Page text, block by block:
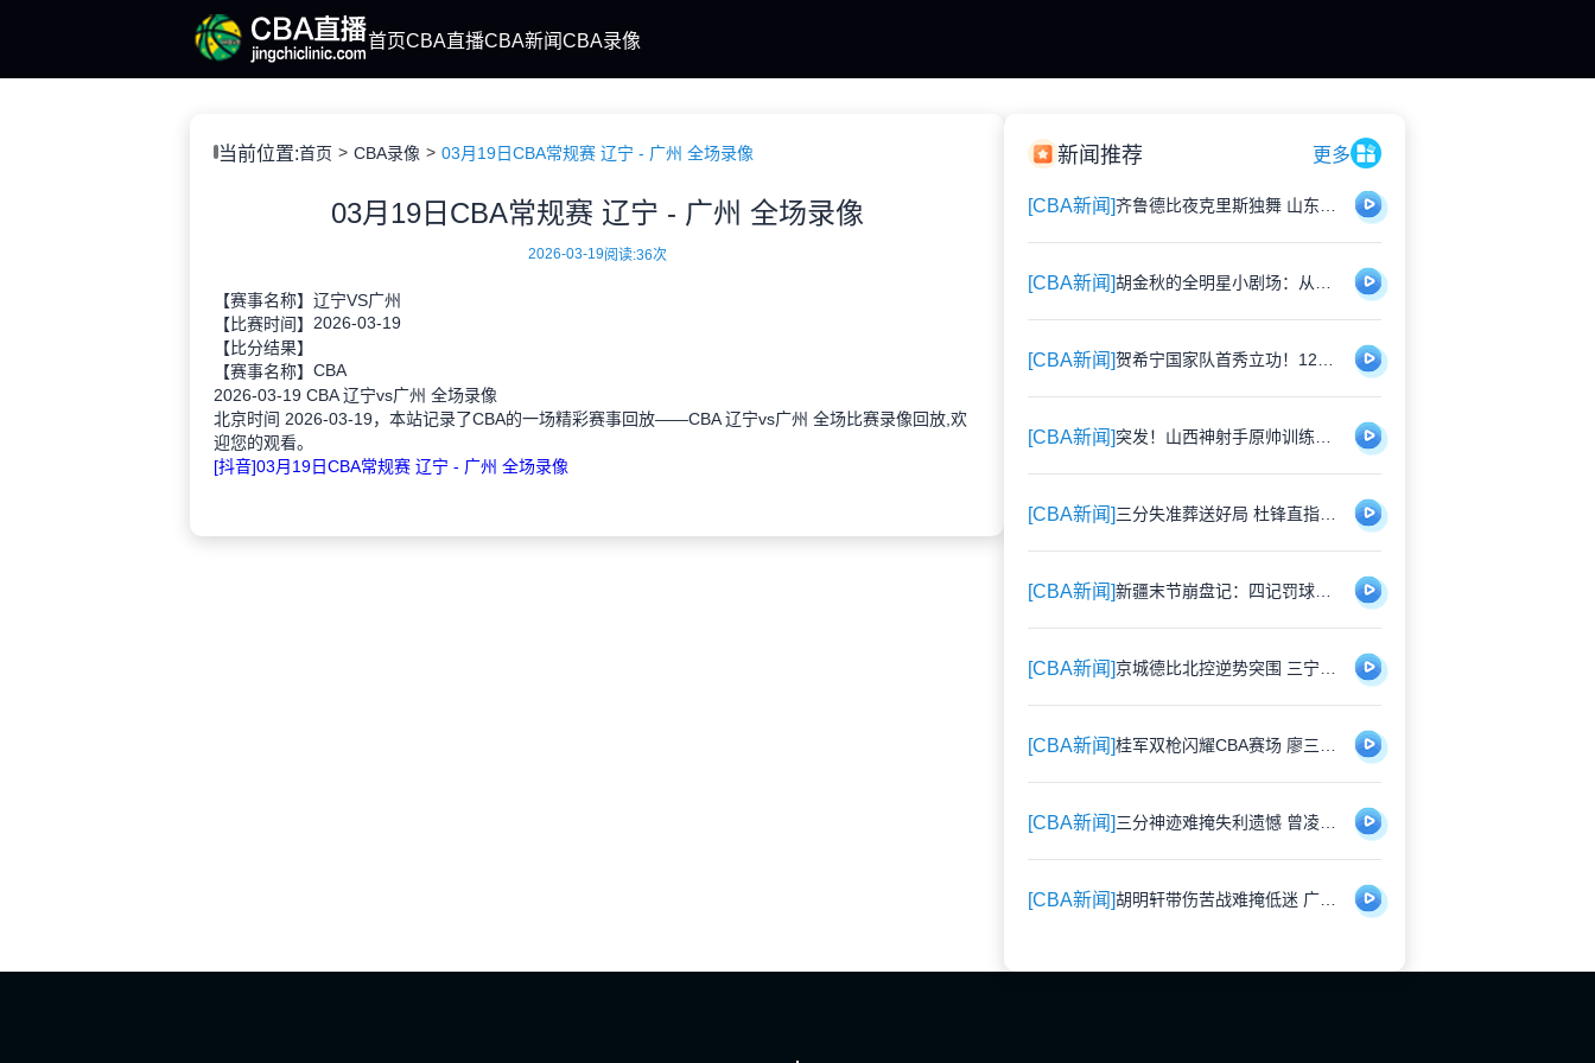
首页CBA直播CBA新闻CBA录像
当前位置:首页 CBA录像 03月19日CBA常规赛 辽宁 - 广州 全场录像
03月19日CBA常规赛 辽宁 - 广州 全场录像
2026-03-19阅读:36次
【赛事名称】 辽宁VS广州
【比赛时间】 2026-03-19
【比分结果】
【赛事名称】 CBA
2026-03-19 CBA 辽宁vs广州 全场录像
北京时间 2026-03-19，本站记录了CBA的一场精彩赛事回放——CBA 辽宁vs广州 全场比赛录像回放,欢
迎您的观看。
[抖音]03月19日CBA常规赛 辽宁 - 广州 全场录像
新闻推荐 更多
[CBA新闻]
[CBA新闻]
[CBA新闻]
[CBA新闻]
[CBA新闻]
[CBA新闻]
[CBA新闻]
[CBA新闻]
[CBA新闻]
[CBA新闻]